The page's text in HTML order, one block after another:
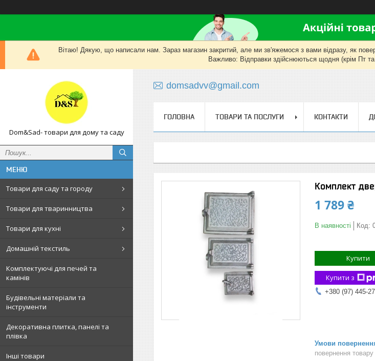
Вітаю! Дякую, що написали нам. Зараз магазин закритий, але ми зв'яжемося з вами відразу, як
Важливо: Відправки здійснюються щодня (крім Пт
Dom&Sad- товари для дому та саду
Товари для саду та городу
Товари для тваринництва
Товари для кухні
Домашній текстиль
Комплектуючі для печей та
камінів
Будівельні матеріали та
інструменти
Декоративна плитка, панелі та
плівка
Інші товари
domsadvv@gmail.com
ГОЛОВНА ТОВАРИ ТА ПОСЛУГИ КОНТАКТИ
Комплект
1 789 ₴
В наявності Код:
Купити
Купити з
+380 (97) 445-
повернення